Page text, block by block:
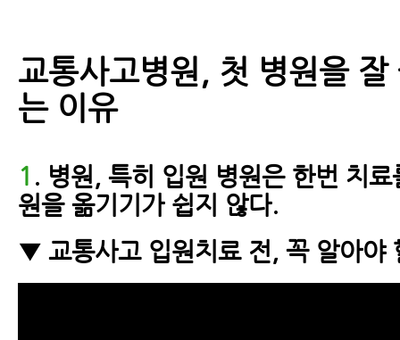
교통사고병원, 첫 병원을 잘
는 이유
1 . 병원, 특히 입원 병원은 한번 치
원을 옮기기가 쉽지 않다.
▼ 교통사고 입원치료 전, 꼭 알아